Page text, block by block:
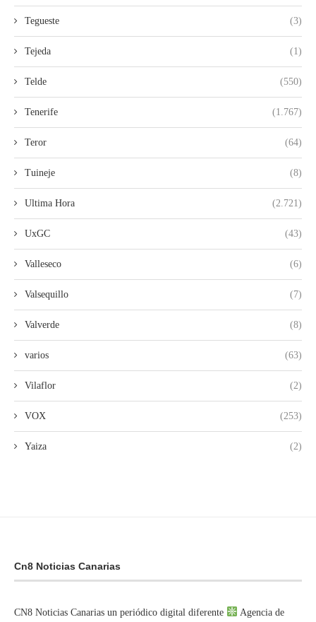
Tegueste (3)
Tejeda (1)
Telde (550)
Tenerife (1.767)
Teror (64)
Tuineje (8)
Ultima Hora (2.721)
UxGC (43)
Valleseco (6)
Valsequillo (7)
Valverde (8)
varios (63)
Vilaflor (2)
VOX (253)
Yaiza (2)
Cn8 Noticias Canarias
CN8 Noticias Canarias un periódico digital diferente
Agencia de